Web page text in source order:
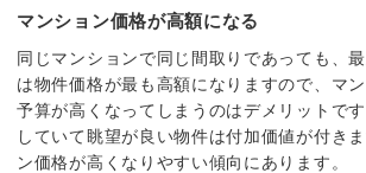
マンション価格が高額になる
同じマンションで同じ間取りであっても、
は物件価格が最も高額になりますので、マ
予算が高くなってしまうのはデメリットで
していて眺望が良い物件は付加価値が付き
ン価格が高くなりやすい傾向にあります。